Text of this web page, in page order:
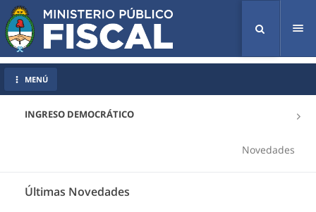
INGRESO DEMOCRÁTICO
Novedades
Últimas Novedades
MENÚ